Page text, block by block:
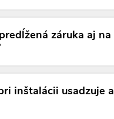
záruka aj na
inštalácii usadzuje a